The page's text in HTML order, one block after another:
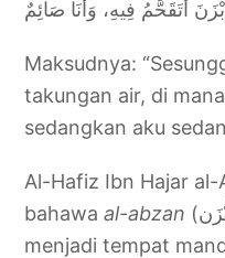
أَتَقَحَّمُ فِيهِ، وَأَنَا صَائِمٌ
Maksudnya:
takungan air, di
sedangkan aku
Al-Hafiz Ibn Hajar al-
bahawaal-abzan (الأَبْزَن) ialah batu yang diukir
menjadi tempat